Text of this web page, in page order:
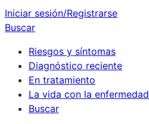
Iniciar sesión/Registrarse
Buscar
Riesgos y síntomas
Diagnóstico reciente
En tratamiento
La vida con la enfermedad
Buscar